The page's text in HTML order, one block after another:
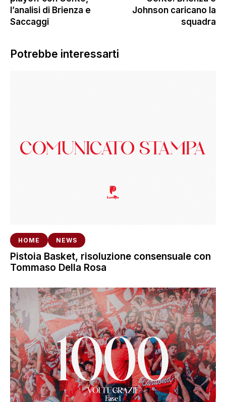
l’analisi di Brienza e
Saccaggi
Johnson caricano la
squadra
Potrebbe interessarti
HOME NEWS
Pistoia Basket, risoluzione consensuale con
Tommaso Della Rosa